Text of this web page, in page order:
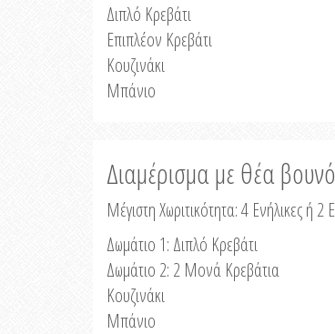
Διπλό Κρεβάτι
Επιπλέον Κρεβάτι
Κουζινάκι
Μπάνιο
Διαμέρισμα με θέα βουνό
Μέγιστη Χωριτικότητα: 4 Ενήλικες ή 2
Δωμάτιο 1: Διπλό Κρεβάτι
Δωμάτιο 2: 2 Μονά Κρεβάτια
Κουζινάκι
Μπάνιο